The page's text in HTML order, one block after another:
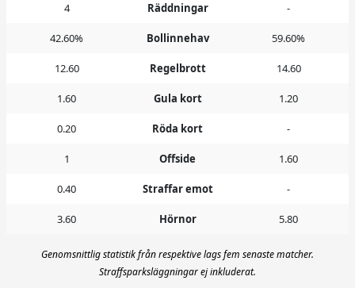
4 Räddningar -
42.60% Bollinnehav 59.60%
12.60 Regelbrott 14.60
1.60 Gula kort 1.20
0.20 Röda kort -
1 Offside 1.60
0.40 Straffar emot -
3.60 Hörnor 5.80
Genomsnittlig statistik från respektive lags fem senaste matcher.
Straffsparksläggningar ej inkluderat.